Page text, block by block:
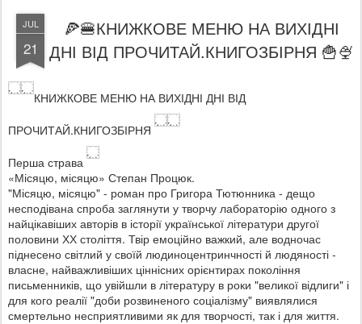
JUL
21
🍕🍔КНИЖКОВЕ МЕНЮ НА ВИХІДНІ
ДНІ ВІД ПРОЧИТАЙ.КНИГОЗБІРНЯ 🍟🍨
КНИЖКОВЕ МЕНЮ НА ВИХІДНІ ДНІ ВІД
ПРОЧИТАЙ.КНИГОЗБІРНЯ
Перша страва
«Місяцю, місяцю» Степан Процюк.
"Місяцю, місяцю" - роман про Григора Тютюнника - дещо
несподівана спроба заглянути у творчу лабораторію одного з
найцікавіших авторів в історії української літератури другої
половини ХХ століття. Твір емоційно важкий, але водночас
піднесено світлий у своїй людиноцентринчності й людяності -
власне, найважливіших ціннісних орієнтирах покоління
письменників, що увійшли в літературу в роки "великої відлиги" і
для кого реалії "доби розвиненого соціалізму" виявлялися
смертельно несприятливими як для творчості, так і для життя.